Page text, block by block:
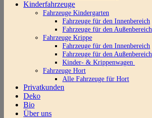
Kinderfahrzeuge
Fahrzeuge Kindergarten
Fahrzeuge für den Innenbereich
Fahrzeuge für den Außenbereich
Fahrzeuge Krippe
Fahrzeuge für den Innenbereich
Fahrzeuge für den Außenbereich
Kinder- & Krippenwagen
Fahrzeuge Hort
Alle Fahrzeuge für Hort
Privatkunden
Deko
Bio
Über uns